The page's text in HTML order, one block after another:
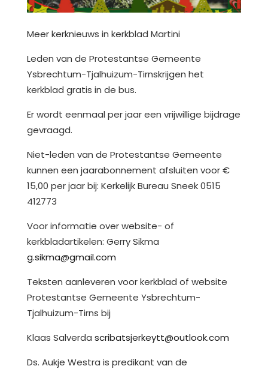
Meer kerknieuws in kerkblad Martini
Leden van de Protestantse Gemeente
Ysbrechtum-Tjalhuizum-Tirnskrijgen het
kerkblad gratis in de bus.
Er wordt eenmaal per jaar een vrijwillige bijdrage
gevraagd.
Niet-leden van de Protestantse Gemeente
kunnen een jaarabonnement afsluiten voor €
15,00 per jaar bij: Kerkelijk Bureau Sneek 0515
412773
Voor informatie over website- of
kerkbladartikelen: Gerry Sikma
g.sikma@gmail.com
Teksten aanleveren voor kerkblad of website
Protestantse Gemeente Ysbrechtum-
Tjalhuizum-Tirns bij
Klaas Salverda scribatsjerkeytt@outlook.com
Ds. Aukje Westra is predikant van de